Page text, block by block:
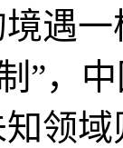
遇
”，
领